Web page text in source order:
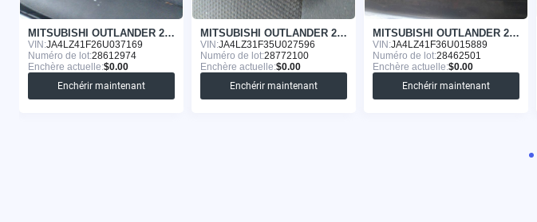
MITSUBISHI OUTLANDER 2006
VIN:JA4LZ41F26U037169
Numéro de lot:28612974
Enchère actuelle:$0.00
Enchérir maintenant
MITSUBISHI OUTLANDER 2005
VIN:JA4LZ31F35U027596
Numéro de lot:28772100
Enchère actuelle:$0.00
Enchérir maintenant
MITSUBISHI OUTLANDER 2006
VIN:JA4LZ41F36U015889
Numéro de lot:28462501
Enchère actuelle:$0.00
Enchérir maintenant